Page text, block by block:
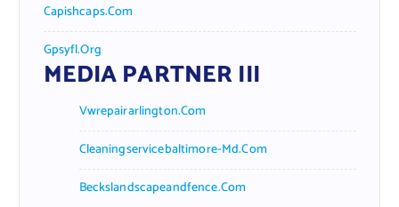
Capishcaps.com
Gpsyfl.org
MEDIA PARTNER III
Vwrepairarlington.com
Cleaningservicebaltimore-Md.com
Beckslandscapeandfence.com